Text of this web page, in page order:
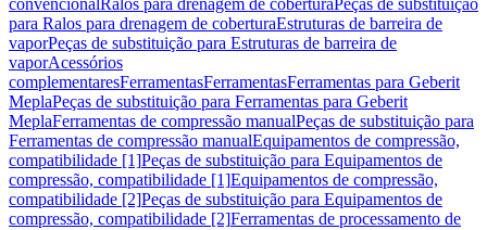
convencionalRalos para drenagem de coberturaPeças de substituição
para Ralos para drenagem de coberturaEstruturas de barreira de
vaporPeças de substituição para Estruturas de barreira de
vaporAcessórios
complementaresFerramentasFerramentasFerramentas para Geberit
MeplaPeças de substituição para Ferramentas para Geberit
MeplaFerramentas de compressão manualPeças de substituição para
Ferramentas de compressão manualEquipamentos de compressão,
compatibilidade [1]Peças de substituição para Equipamentos de
compressão, compatibilidade [1]Equipamentos de compressão,
compatibilidade [2]Peças de substituição para Equipamentos de
compressão, compatibilidade [2]Ferramentas de processamento de